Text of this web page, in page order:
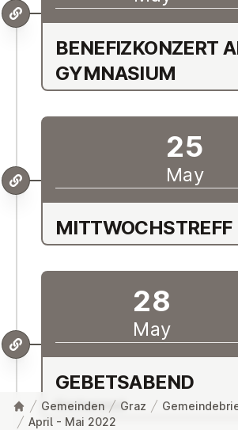
BE­NE­F­IZKONZERT
GYM­NAS­I­UM
MIT­TWOCH­STREFF
25
May
GE­B­ETSABEND
Kirchensaal
28
May
Gemeinden Graz
April - Mai 2022